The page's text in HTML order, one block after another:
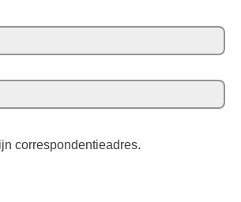
correspondentieadres.